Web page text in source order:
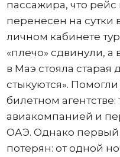
пассажира, что
перенесен на сутки
личном кабинете
«плечо» сдвинули, а
в Маэ стояла старая
стыкуются».
билетном агентстве:
авиакомпанией и
ОАЭ. Однако первый
потерян: от одной